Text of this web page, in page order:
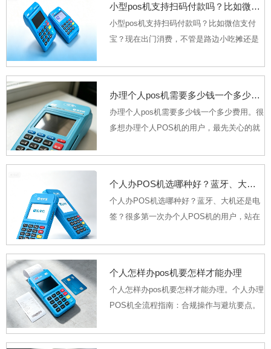
业后，申...
小型pos机支持扫码付款吗？比如微信支付宝？
小型pos机支持扫码付款吗？比如微信支付
宝？现在出门消费，不管是路边小吃摊还是
款的频率，早就远远超过了刷实体卡。很多
问题就是手里这...
办理个人pos机需要多少钱一个多少费用
办理个人pos机需要多少钱一个多少费用。很
多想办理个人POS机的用户，最先关心的就
只是不同...
个人办POS机选哪种好？蓝牙、大机还是电签？
个人办POS机选哪种好？蓝牙、大机还是电
签？很多第一次办个人POS机的用户，站在
会犯难，不知道选哪款才最适配自己的使用
合你日常...
个人怎样办pos机要怎样才能办理
个人怎样办pos机要怎样才能办理。个人办理
POS机全流程指南：合规操作与避坑要点。
想拥有一台属于自己的POS机，却总被“没有